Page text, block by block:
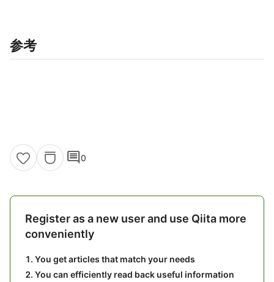
参考
comment0
Register as a new user and use Qiita more
conveniently
You get articles that match your needs
You can efficiently read back useful information